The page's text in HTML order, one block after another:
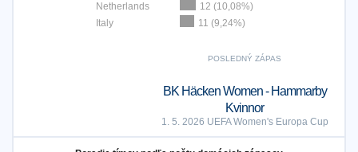
Netherlands
12 (10,08%)
Italy
11 (9,24%)
POSLEDNÝ ZÁPAS
BK Häcken Women - Hammarby
Kvinnor
1. 5. 2026 UEFA Women's Europa Cup